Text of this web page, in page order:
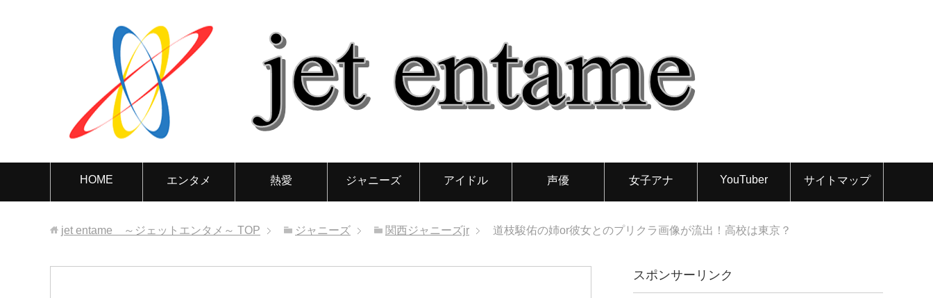
HOME エンタメ 熱愛 ジャニーズ アイドル 声優 女子アナ YouTuber サイトマップ
jet entame ～ジェットエンタメ～ TOP ジャニーズ 関西ジャニーズjr 道枝駿佑の姉or彼女とのプリクラ画像が流出！高校は東京？
スポンサーリンク